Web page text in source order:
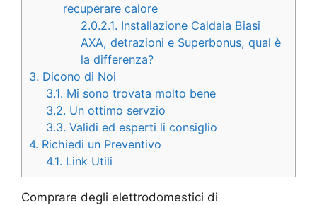
recuperare calore
2.0.2.1. Installazione Caldaia Biasi
AXA, detrazioni e Superbonus, qual è
la differenza?
3. Dicono di Noi
3.1. Mi sono trovata molto bene
3.2. Un ottimo servzio
3.3. Validi ed esperti li consiglio
4. Richiedi un Preventivo
4.1. Link Utili
Comprare degli elettrodomestici di